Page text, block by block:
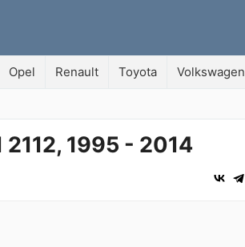
Opel Renault Toyota Volkswagen
1995 - 2014